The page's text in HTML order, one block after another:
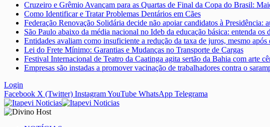
Cruzeiro e Grêmio Avançam para as Quartas de Final da Copa do Brasil:
Como Identificar e Tratar Problemas Dentários em Cães
Federação Renovação Solidária decide não apoiar candidatos à Presidência:
São Paulo abaixo da média nacional no Ideb da educação básica: entenda os
Entidades avaliam como insuficiente a redução da taxa de juros, mesmo
Lei do Frete Mínimo: Garantias e Mudanças no Transporte de Cargas
Festival Internacional de Teatro da Caatinga agita sertão da Bahia com arte
Empresas são instadas a promover vacinação de trabalhadores contra o
Login
Facebook X (Twitter) InstagramYouTube WhatsApp Telegrama